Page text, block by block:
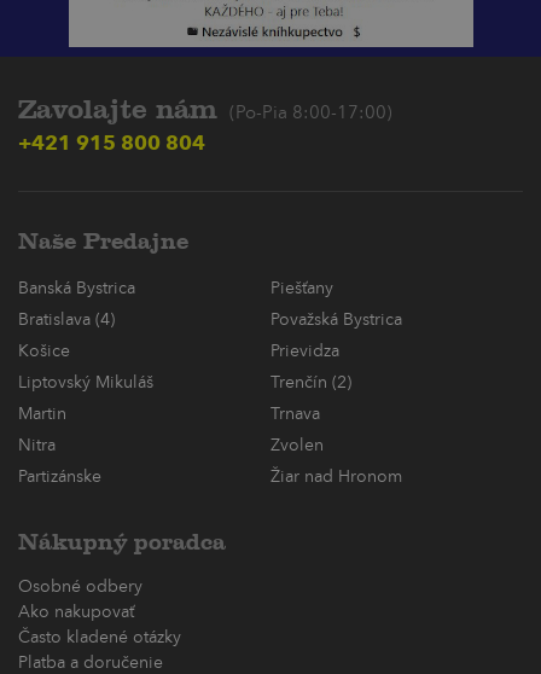
Zavolajte nám (Po-Pia 8:00-17:00)
+421 915 800 804
Naše Predajne
Banská Bystrica
Piešťany
Bratislava (4)
Považská Bystrica
Košice
Prievidza
Liptovský Mikuláš
Trenčín (2)
Martin
Trnava
Nitra
Zvolen
Partizánske
Žiar nad Hronom
Nákupný poradca
Osobné odbery
Ako nakupovať
Často kladené otázky
Platba a doručenie